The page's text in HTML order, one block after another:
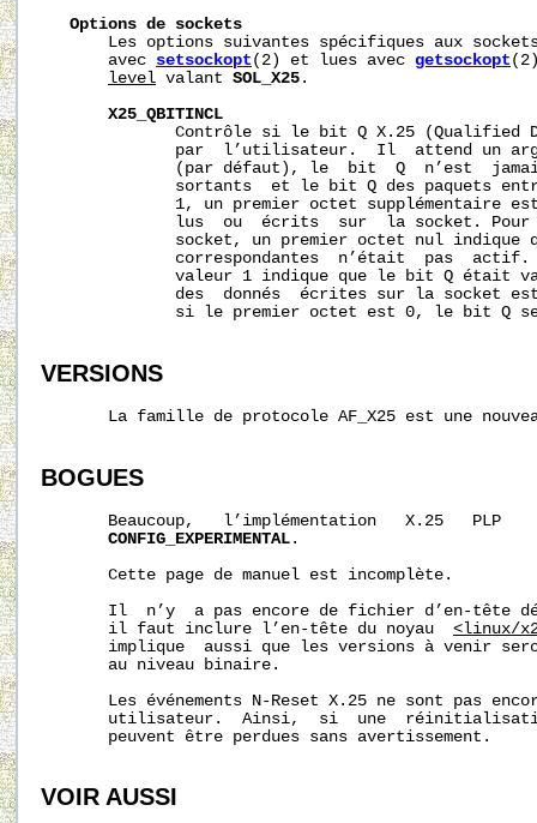
Options de sockets
Les options suivantes spécifiques aux
       avec
setsockopt (2) et lues avec getsockopt
level valant SOL_X25 .
X25_QBITINCL
Contrôle si le bit Q X.25 (Qualified
par  l’utilisateur.  Il  attend un
(par défaut), le  bit  Q  n’est
sortants  et le bit Q des paquets
1, un premier octet supplémentaire
lus  ou  écrits  sur  la socket.
socket, un premier octet nul indique
correspondantes  n’était  pas
valeur 1 indique que le bit Q était
des  donnés  écrites sur la socket
si le premier octet est 0, le bit Q
VERSIONS
La famille de protocole AF_X25 est une
BOGUES
Beaucoup,   l’implémentation   X.25   PLP
CONFIG_EXPERIMENTAL .
       Cette page de manuel est incomplète.
Il  n’y  a pas encore de fichier d’en-tête
       il faut inclure l’en-tête du noyau
<linux/
implique  aussi que les versions à venir
       au niveau binaire.
Les événements N-Reset X.25 ne sont pas
utilisateur.  Ainsi,  si  une
       peuvent être perdues sans avertissement.
VOIR AUSSI